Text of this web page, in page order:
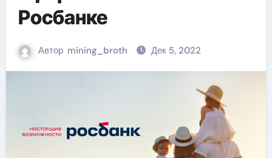
Росбанке
Автор mining_broth Дек 5, 2022